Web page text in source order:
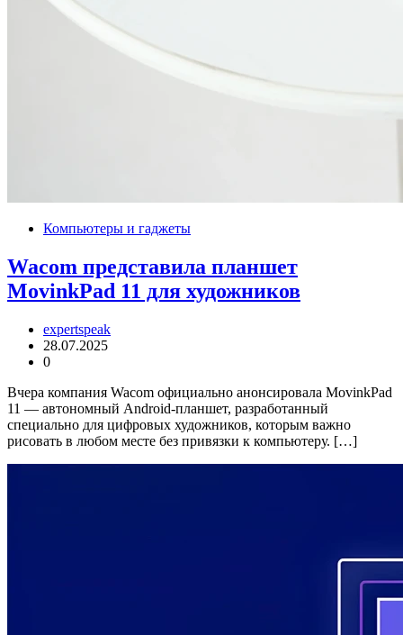
Компьютеры и гаджеты
Wacom представила планшет
MovinkPad 11 для художников
expertspeak
28.07.2025
0
Вчера компания Wacom официально анонсировала MovinkPad
11 — автономный Android-планшет, разработанный
специально для цифровых художников, которым важно
рисовать в любом месте без привязки к компьютеру. […]